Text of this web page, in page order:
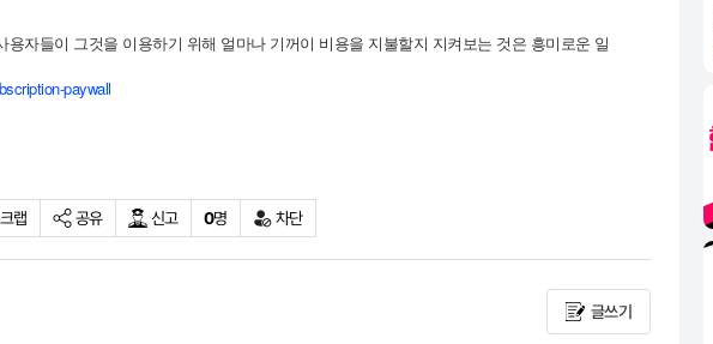
자들이 그것을 이용하기 위해 얼마나 기꺼이 비용을 지불할지 지켜보는 것은 흥미로운 일
paywall
랩 공유 신고 0명 차단
글쓰기